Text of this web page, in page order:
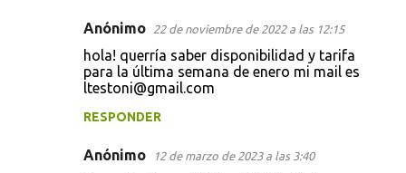
Anónimo 22 de noviembre de 2022 a las 12:15
hola! querría saber disponibilidad y tarifa
para la última semana de enero mi mail es
ltestoni@gmail.com
RESPONDER
Anónimo 12 de marzo de 2023 a las 3:40